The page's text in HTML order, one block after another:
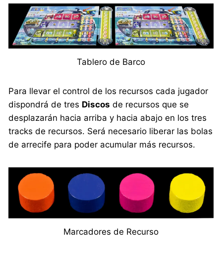
Tablero de Barco
Para llevar el control de los recursos cada jugador
dispondrá de tres Discos de recursos que se
desplazarán hacia arriba y hacia abajo en los tres
tracks de recursos. Será necesario liberar las bolas
de arrecife para poder acumular más recursos.
Marcadores de Recurso